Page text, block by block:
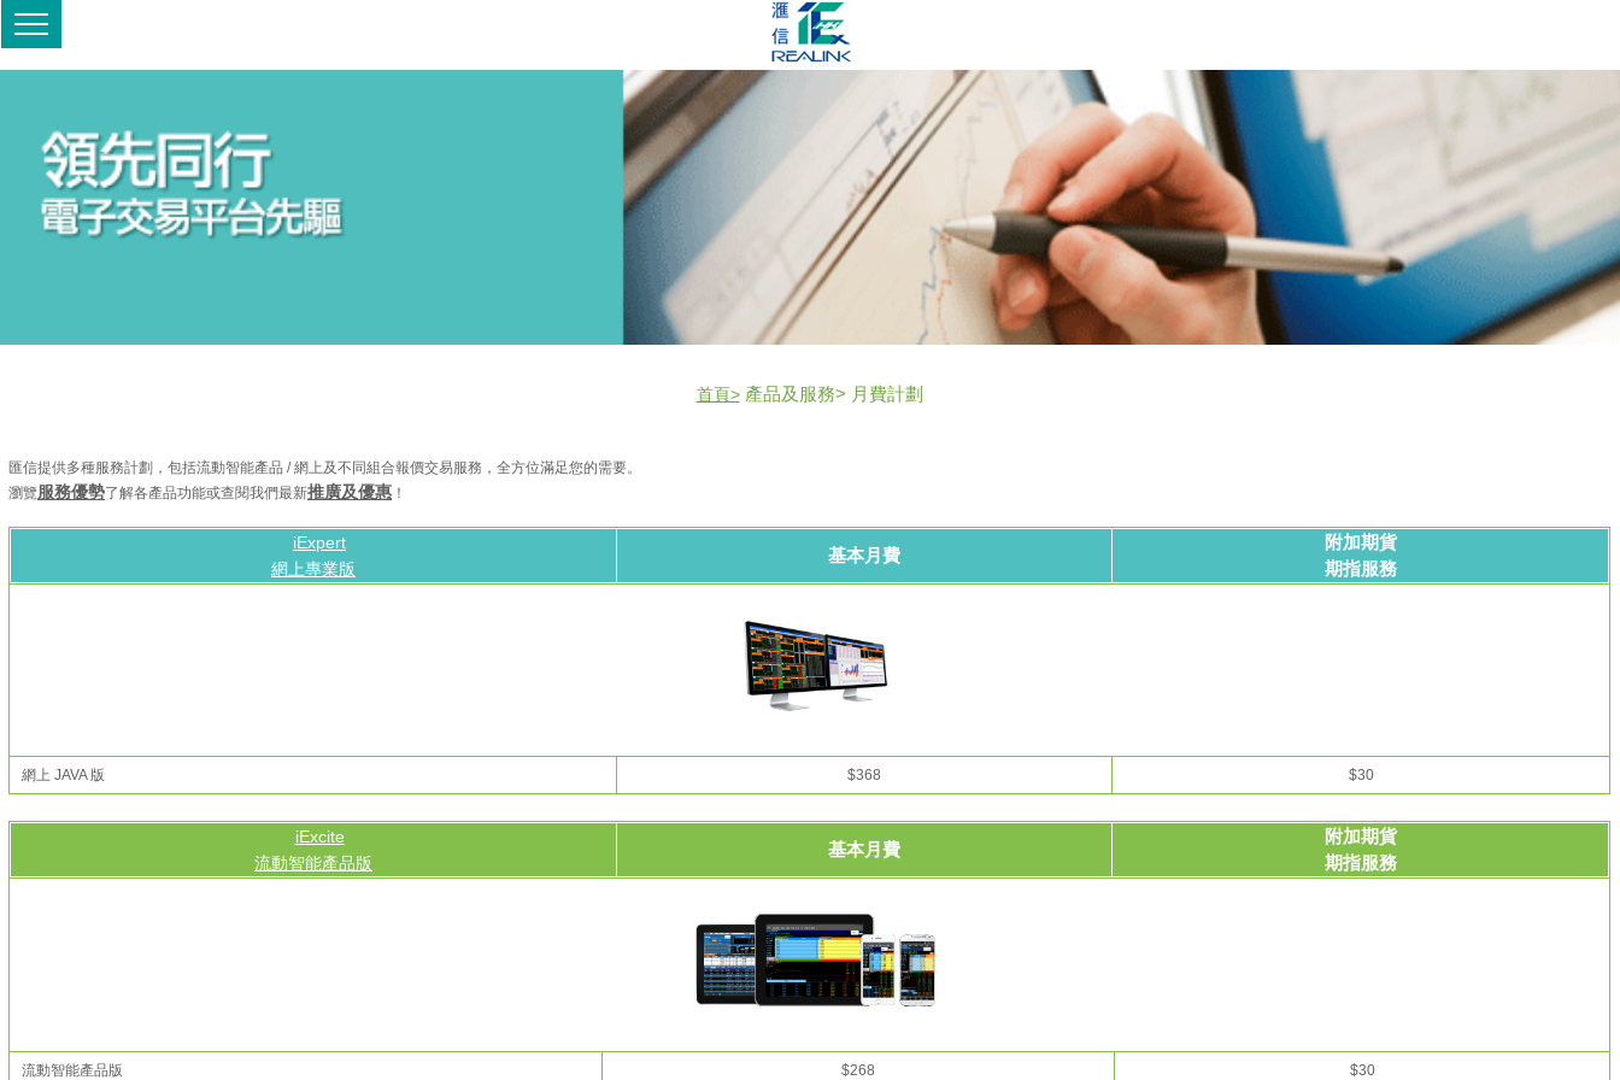
首頁>產品及服務> 月費計劃
匯信提供多種服務計劃，包括流動智能產品 / 網上及不同組合報價交易服務，全方位滿足您的需要。
瀏覽服務優勢了解各產品功能或查閱我們最新推廣及優惠 ！
iExpert
網上專業版
基本月費
附加期貨
期指服務
網上 JAVA 版 $368 $30
iExcite
流動智能產品版
基本月費
附加期貨
期指服務
流動智能產品版 $268 $30